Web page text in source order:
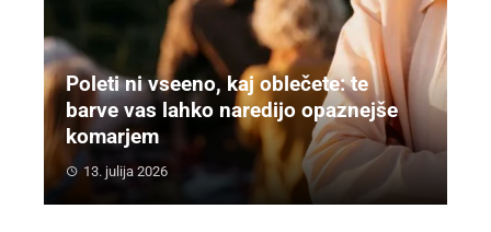
Poleti ni vseeno, kaj oblečete: te
barve vas lahko naredijo opaznejše
komarjem
13. julija 2026